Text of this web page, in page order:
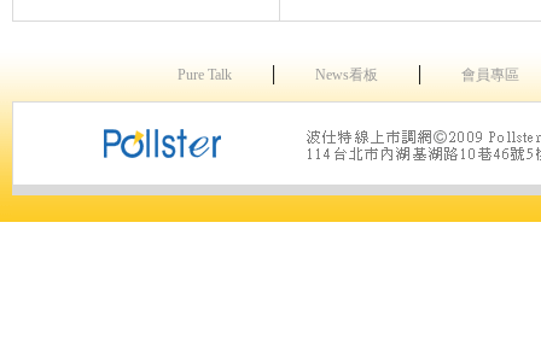
Pure Talk News看板 會員專區